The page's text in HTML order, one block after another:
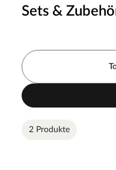
Sets &
2 Produkte